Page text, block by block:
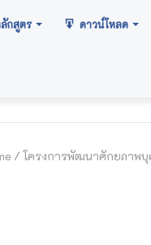
กสูตร ดาวน์โหลด
/ โครงการพัฒนาศักยภาพบุ